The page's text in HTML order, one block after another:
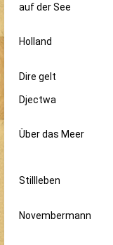
auf der See
Holland
Dire gelt
Djectwa
Über das Meer
Stillleben
Novembermann